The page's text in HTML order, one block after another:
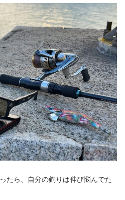
たら、自分の釣りは伸び悩んでた